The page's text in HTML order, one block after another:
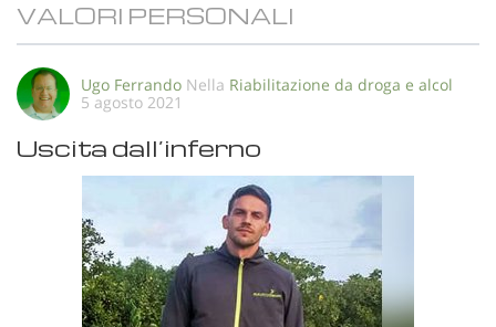
VALORI PERSONALI
Ugo Ferrando Nella Riabilitazione da droga e alcol
5 agosto 2021
Uscita dall’inferno